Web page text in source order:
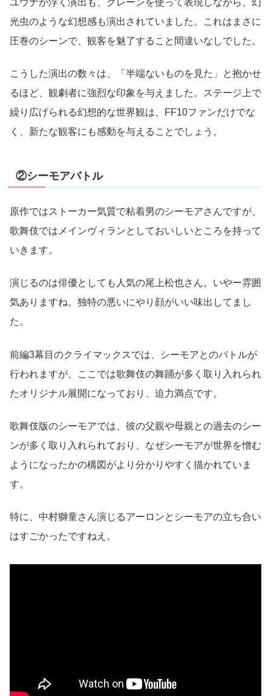
光虫のような幻想感も演出されていました。これはまさに
圧巻のシーンで、観客を魅了すること間違いなしでした。
こうした演出の数々は、「半端ないものを見た」と抱かせ
るほど、観劇者に強烈な印象を与えました。ステージ上で
繰り広げられる幻想的な世界観は、FF10ファンだけでな
く、新たな観客にも感動を与えることでしょう。
②シーモアバトル
原作ではストーカー気質で粘着男のシーモアさんですが、
歌舞伎ではメインヴィランとしておいしいところを持って
いきます。
演じるのは俳優としても人気の尾上松也さん。いやー雰囲
気ありますね。独特の悪いにやり顔がいい味出してまし
た。
前編3幕目のクライマックスでは、シーモアとのバトルが
行われますが、ここでは歌舞伎の舞踊が多く取り入れられ
たオリジナル展開になっており、迫力満点です。
歌舞伎版のシーモアでは、彼の父親や母親との過去のシー
ンが多く取り入れられており、なぜシーモアが世界を憎む
ようになったかの構図がより分かりやすく描かれていま
す。
特に、中村獅童さん演じるアーロンとシーモアの立ち合い
はすごかったですねえ。